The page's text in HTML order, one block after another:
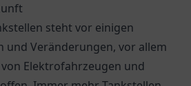
steht vor einigen
und Veränderungen, vor allem
Elektrofahrzeugen und